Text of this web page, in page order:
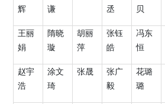
辉
谦
丞
贝
王丽
娟
隋晓
璇
胡丽
萍
张钰
皓
冯东
恒
赵宇
浩
涂文
琦
张晟
张广
毅
花璐
璐